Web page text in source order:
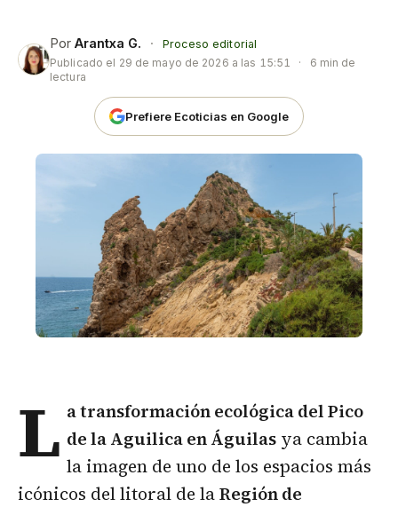
Por Arantxa G. ·
Proceso editorial
Publicado el 29 de mayo de 2026 a las 15:51 ·
6 min de
lectura
Prefiere Ecoticias en Google
L a transformación ecológica del Pico
de la Aguilica en Águilas ya cambia
la imagen de uno de los espacios más
icónicos del litoral de laRegión de